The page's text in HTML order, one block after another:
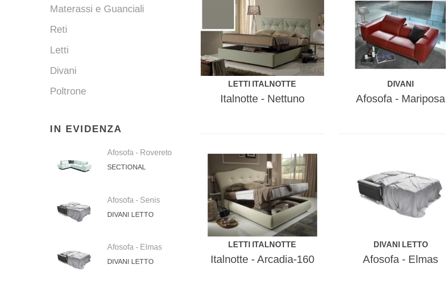
LETTI ITALNOTTE
Italnotte - Nettuno
DIVANI
Afosofa - Mariposa
LETTI ITALNOTTE
Italnotte - Arcadia-160
DIVANI LETTO
Afosofa - Elmas
Materassi e Guanciali
Reti
Letti
Divani
Poltrone
IN EVIDENZA
Afosofa - Rovereto
SECTIONAL
Afosofa - Senis
DIVANI LETTO
Afosofa - Elmas
DIVANI LETTO